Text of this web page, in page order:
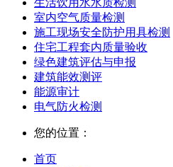
生活饮用水水质检测
室内空气质量检测
施工现场安全防护用具检测
住宅工程套内质量验收
绿色建筑评估与申报
建筑能效测评
能源审计
电气防火检测
您的位置：
首页